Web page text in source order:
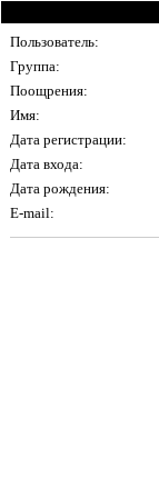
Пользователь:
Группа:
Поощрения:
Имя:
Дата регистрации:
Дата входа:
Дата рождения:
E-mail: